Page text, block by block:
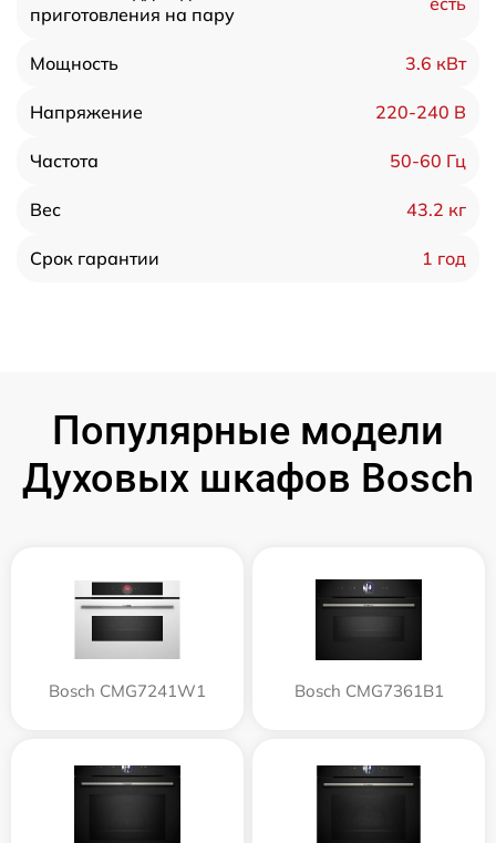
приготовления на пару
Мощность 3.6 кВт
Напряжение 220-240 В
Частота 50-60 Гц
Вес 43.2 кг
Срок гарантии 1 год
Популярные модели
Духовых шкафов Bosch
Bosch CMG7241W1 Bosch CMG7361B1